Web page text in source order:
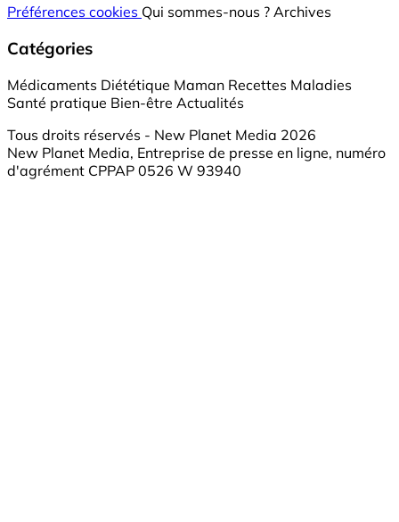
Préférences cookies Qui sommes-nous ? Archives
Catégories
Médicaments Diététique Maman Recettes Maladies
Santé pratique Bien-être Actualités
Tous droits réservés - New Planet Media 2026
New Planet Media, Entreprise de presse en ligne, numéro
d'agrément CPPAP 0526 W 93940